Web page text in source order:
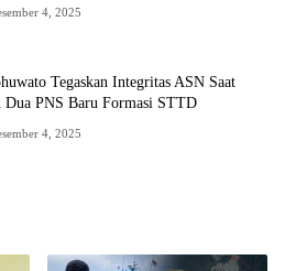
4, 2025
Tegaskan Integritas ASN Saat
Dua PNS Baru Formasi STTD
4, 2025